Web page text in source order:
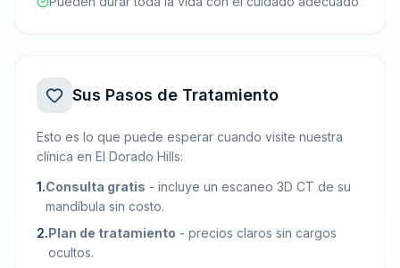
Sus Pasos de Tratamiento
Esto es lo que puede esperar cuando visite nuestra
clínica en El Dorado Hills:
1.Consulta gratis - incluye un escaneo 3D CT de su
mandíbula sin costo.
2.Plan de tratamiento - precios claros sin cargos
ocultos.